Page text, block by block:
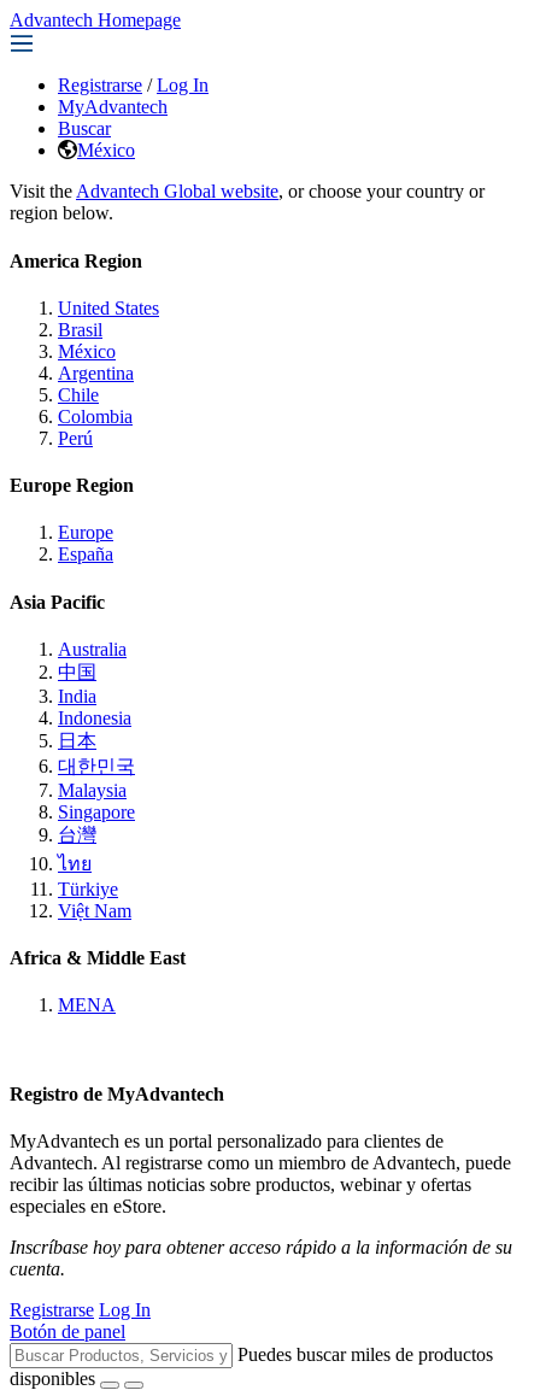
Advantech Homepage
Registrarse / Log In
MyAdvantech
Buscar
México
Visit the Advantech Global website, or choose your country or
region below.
America Region
United States
Brasil
México
Argentina
Chile
Colombia
Perú
Europe Region
Europe
España
Asia Pacific
Australia
中国
India
Indonesia
日本
대한민국
Malaysia
Singapore
台灣
ไทย
Türkiye
Việt Nam
Africa & Middle East
MENA
Registro de MyAdvantech
MyAdvantech es un portal personalizado para clientes de
Advantech. Al registrarse como un miembro de Advantech, puede
recibir las últimas noticias sobre productos, webinar y ofertas
especiales en eStore.
Inscríbase hoy para obtener acceso rápido a la información de su
cuenta.
Registrarse Log In
Botón de panel
Puedes buscar miles de productos
disponibles